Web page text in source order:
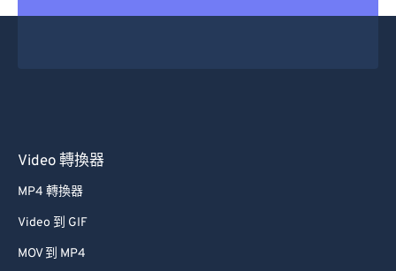
Video 轉換器
MP4 轉換器
Video 到 GIF
MOV 到 MP4